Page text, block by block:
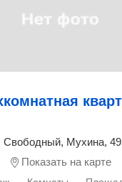
Свободный, Мухина, 49
Показать на карте